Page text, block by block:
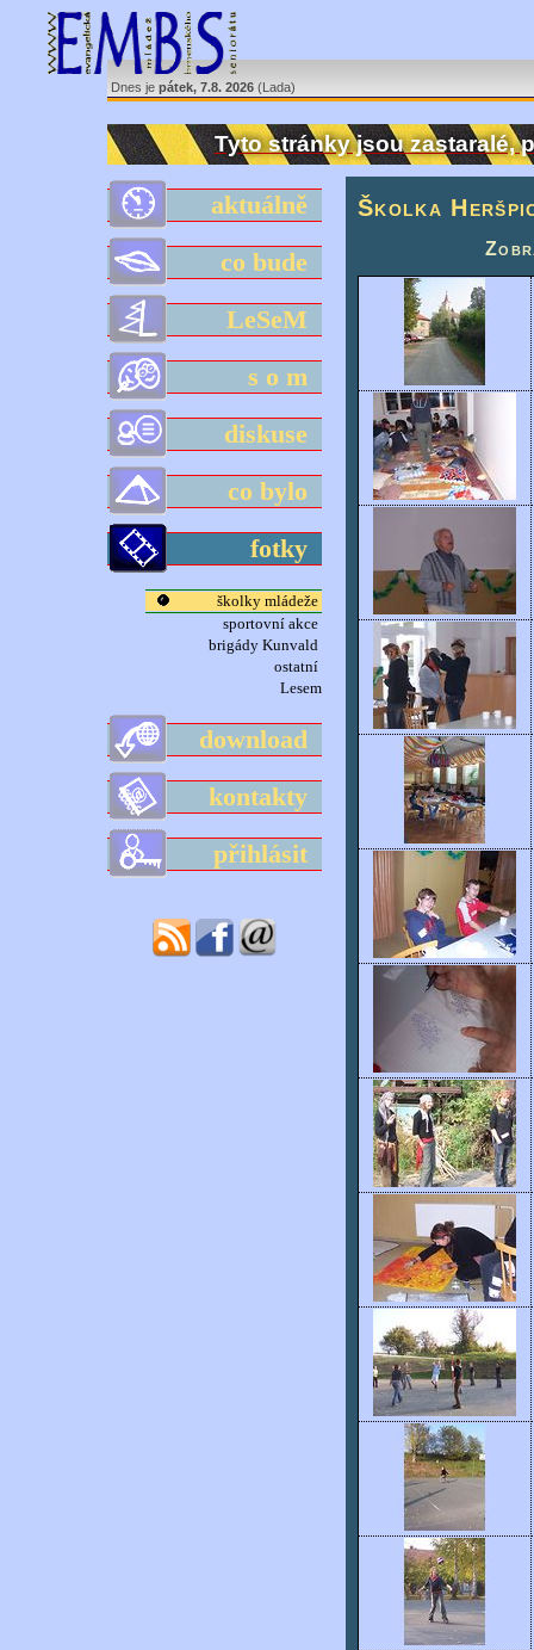
Dnes je pátek, 7.8. 2026 (Lada)
Tyto stránky jsou zastaralé,
aktuálně
co bude
LeSeM
s o m
diskuse
co bylo
fotky
školky mládeže
sportovní akce
brigády Kunvald
ostatní
Lesem
download
kontakty
přihlásit
Školka